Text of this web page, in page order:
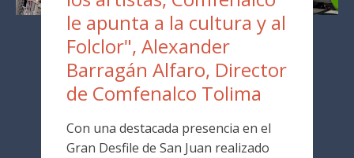
le apunta a la cultura y al
Folclor", Alexander
Barragán Alfaro, Director
de Comfenalco Tolima
Con una destacada presencia en el
Gran Desfile de San Juan realizado